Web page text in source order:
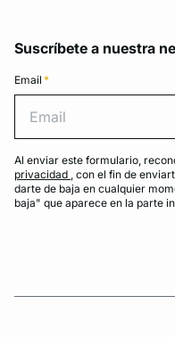
Suscríbete a nuestra
Email *
Al enviar este formulario,
privacidad , con el fin de
darte de baja en cualquier
baja" que aparece en la parte